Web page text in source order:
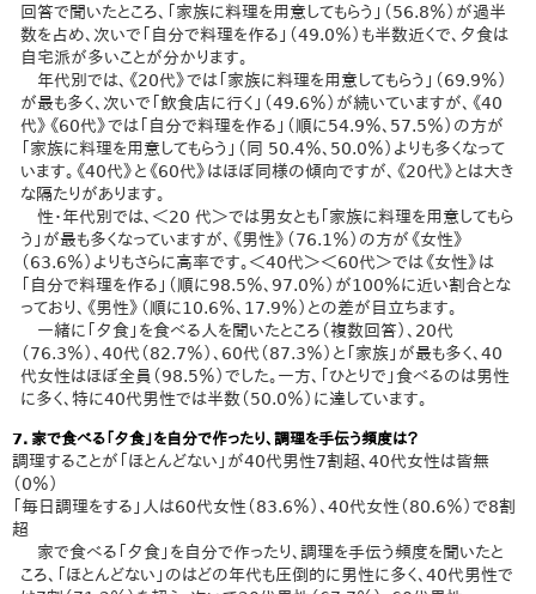
回答で聞いたところ、「家族に料理を用意してもらう」（56.8％）が過半
数を占め、次いで「自分で料理を作る」（49.0％）も半数近くで、夕食は
自宅派が多いことが分かります。
年代別では、《20代》では「家族に料理を用意してもらう」（69.9％）
が最も多く、次いで「飲食店に行く」（49.6％）が続いていますが、《40
代》《60代》では「自分で料理を作る」（順に54.9％、57.5％）の方が
「家族に料理を用意してもらう」（同 50.4％、50.0％）よりも多くなって
います。《40代》と《60代》はほぼ同様の傾向ですが、《20代》とは大き
な隔たりがあります。
性・年代別では、＜20 代＞では男女とも「家族に料理を用意してもら
う」が最も多くなっていますが、《男性》（76.1％）の方が《女性》
（63.6％）よりもさらに高率です。＜40代＞＜60代＞では《女性》は
「自分で料理を作る」（順に98.5％、97.0％）が100％に近い割合とな
っており、《男性》（順に10.6％、17.9％）との差が目立ちます。
一緒に「夕食」を食べる人を聞いたところ（複数回答）、20代
（76.3％）、40代（82.7％）、60代（87.3％）と「家族」が最も多く、40
代女性はほぼ全員（98.5％）でした。一方、「ひとりで」食べるのは男性
に多く、特に40代男性では半数（50.0％）に達しています。
7．家で食べる「夕食」を自分で作ったり、調理を手伝う頻度は？
調理することが「ほとんどない」が40代男性7割超、40代女性は皆無
（0％）
「毎日調理をする」人は60代女性（83.6％）、40代女性（80.6％）で8割
超
家で食べる「夕食」を自分で作ったり、調理を手伝う頻度を聞いたと
ころ、「ほとんどない」のはどの年代も圧倒的に男性に多く、40代男性で